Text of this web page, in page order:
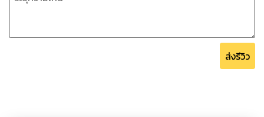
ส่งรีวิว